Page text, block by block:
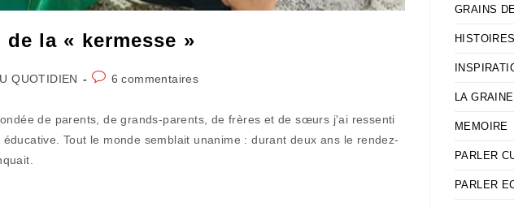
la « kermesse »
QUOTIDIEN
Commentaires
publication :
6 commentaires
de parents, de grands-parents, de frères et de sœurs j'ai ressenti
Tout le monde semblait unanime : durant deux ans le rendez-
GRAINS
LA
MEMOIRE
PARLER
PARLER